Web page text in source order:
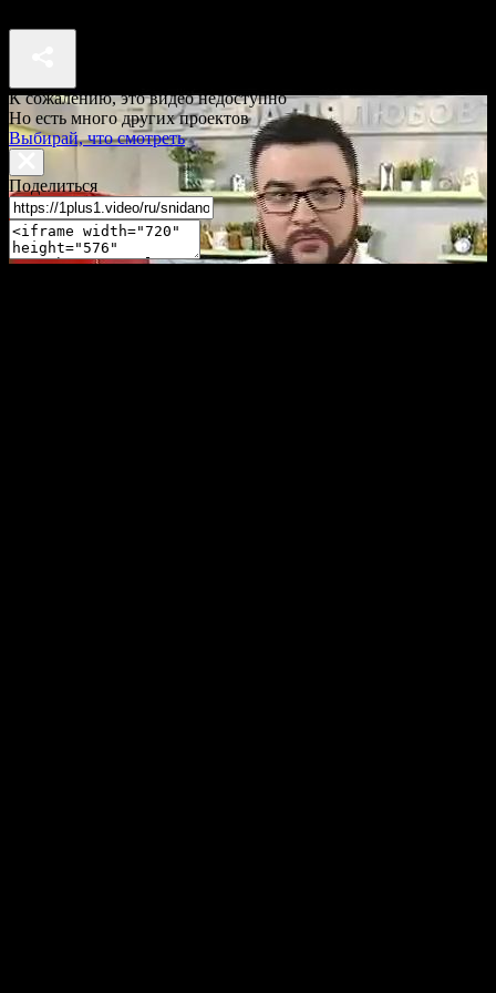
К сожалению, это видео недоступно
Но есть много других проектов
Выбирай, что смотреть
Поделиться